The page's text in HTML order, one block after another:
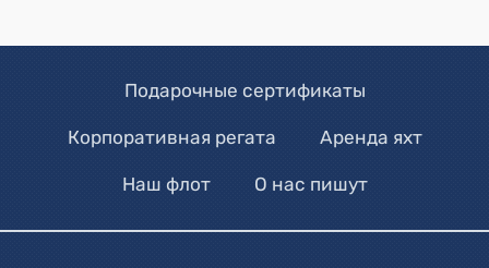
Подарочные сертификаты
Корпоративная регата Аренда яхт
Наш флот О нас пишут